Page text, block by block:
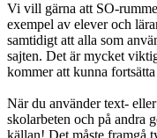
Vi vill gärna att SO-
exempel av elever och
samtidigt att alla som
sajten. Det är mycket
kommer att kunna
När du använder text-
skolarbeten och på andra
källan! Det måste framgå